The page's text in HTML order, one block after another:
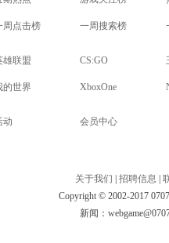
周点击榜 一周搜索榜
雄联盟 CS:GO
的世界 XboxOne
动 会员中心
关于我们 招聘信息
Copyright © 2002-2017
新闻：